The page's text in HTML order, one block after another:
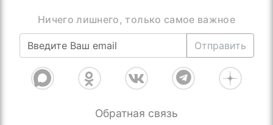
Присоединяйтесь, нас уже более 4000
Отправить
Обратная связь